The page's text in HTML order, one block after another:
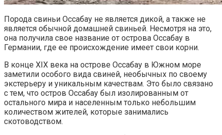
Порода свиньи Оссабау не является дикой, а также не
является обычной домашней свиньей. Несмотря на это,
она получила свое название от острова Оссабау в
Германии, где ее происхождение имеет свои корни.
В конце XIX века на острове Оссабау в Южном море
заметили особого вида свиней, необычных по своему
экстерьеру и уникальным качествам. Это было связано
с тем, что остров Оссабау был изолированным от
остального мира и населенным только небольшим
количеством жителей, которые занимались
скотоводством.